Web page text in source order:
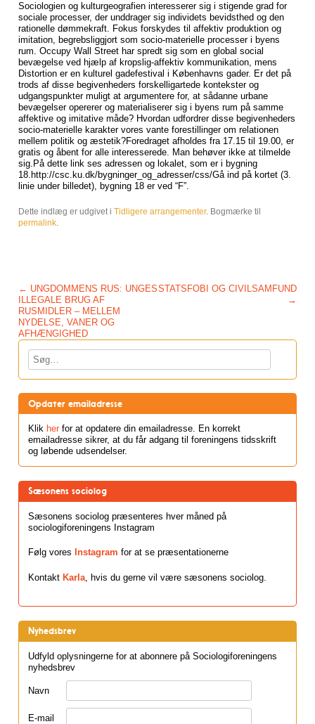
Sociologien og kulturgeografien interesserer sig i stigende grad for
sociale processer, der unddrager sig individets bevidsthed og den
rationelle dømmekraft. Fokus forskydes til affektiv produktion og
imitation, begrebsliggjort som socio-materielle processer i byens
rum. Occupy Wall Street har spredt sig som en global social
bevægelse ved hjælp af kropslig-affektiv kommunikation, mens
Distortion er en kulturel gadefestival i Københavns gader. Er det på
trods af disse begivenheders forskelligartede kontekster og
udgangspunkter muligt at argumentere for, at sådanne urbane
bevægelser opererer og materialiserer sig i byens rum på samme
affektive og imitative måde? Hvordan udfordrer disse begivenheders
socio-materielle karakter vores vante forestillinger om relationen
mellem politik og æstetik?Foredraget afholdes fra 17.15 til 19.00, er
gratis og åbent for alle interesserede. Man behøver ikke at tilmelde
sig.På dette link ses adressen og lokalet, som er i bygning
18.http://csc.ku.dk/bygninger_og_adresser/css/Gå ind på kortet (3.
linie under billedet), bygning 18 er ved “F”.
Dette indlæg er udgivet i Tidligere arrangementer. Bogmærke til
permalink
Post navigation
STATSFOBI OG CIVILSAMFUND
→
← UNGDOMMENS RUS: UNGES
ILLEGALE BRUG AF
RUSMIDLER – MELLEM
NYDELSE, VANER OG
AFHÆNGIGHED
Søg
Opdater emailadresse
Klik her for at opdatere din emailadresse. En korrekt
emailadresse sikrer, at du får adgang til foreningens tidsskrift
og løbende udsendelser.
Sæsonens sociolog
Sæsonens sociolog præsenteres hver måned på
sociologiforeningens Instagram
Følg vores Instagram for at se præsentationerne
Kontakt Karla , hvis du gerne vil være sæsonens sociolog.
Nyhedsbrev
Udfyld oplysningerne for at abonnere på Sociologiforeningens
nyhedsbrev
Navn
E-mail